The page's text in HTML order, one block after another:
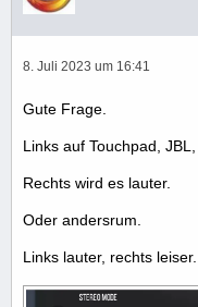
8. Juli 2023 um 16:41
Gute Frage.
Links auf Touchpad,
Rechts wird es lauter.
Oder andersrum.
Links lauter, rechts leiser.